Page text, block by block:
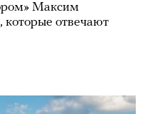
Максим
которые отвечают